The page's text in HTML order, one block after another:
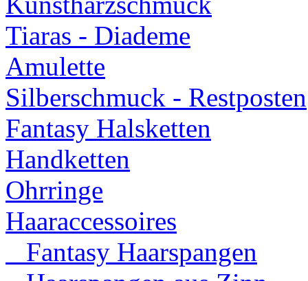
Tiaras - Diademe
Amulette
Silberschmuck - Restposten
Fantasy Halsketten
Handketten
Ohrringe
Haaraccessoires
Fantasy Haarspangen